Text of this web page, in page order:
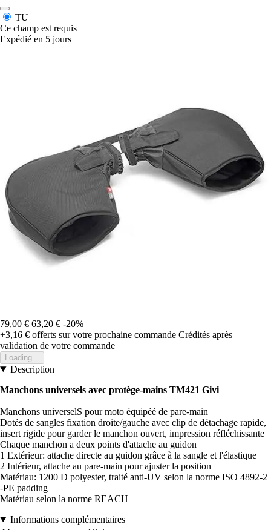
TU
Ce champ est requis
Expédié en 5 jours
79,00 € 63,20 € -20%
+3,16 € offerts sur votre prochaine commande Crédités après
validation de votre commande
Loading...
Description
Manchons universels avec protège-mains TM421 Givi
Manchons universelS pour moto équipéé de pare-main
Dotés de sangles fixation droite/gauche avec clip de détachage rapide,
insert rigide pour garder le manchon ouvert, impression réfléchissante
Chaque manchon a deux points d'attache au guidon
1 Extérieur: attache directe au guidon grâce à la sangle et l'élastique
2 Intérieur, attache au pare-main pour ajuster la position
Matériau: 1200 D polyester, traité anti-UV selon la norme ISO 4892-2
-PE padding
Matériau selon la norme REACH
Informations complémentaires